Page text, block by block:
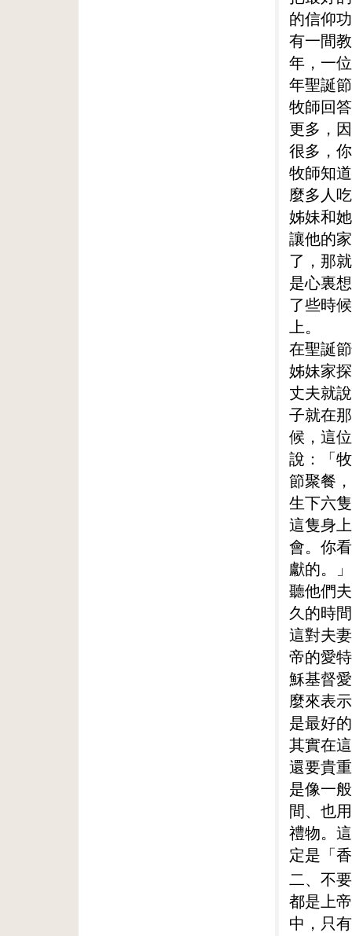
的信仰
有一間
年，一
年聖誕
牧師回
更多，
很多，
牧師知
麼多人
姊妹和
讓他的
了，那
是心裏
了些時
上。
在聖誕
姊妹家
丈夫就
子就在
候，這
說：「
節聚餐
生下六
這隻身
會。你
獻的。」
聽他們
久的時
這對夫
帝的愛
穌基督
麼來表
是最好
其實在
還要貴
是像一
間、也
禮物。
定是「
二、不
都是上
中，只